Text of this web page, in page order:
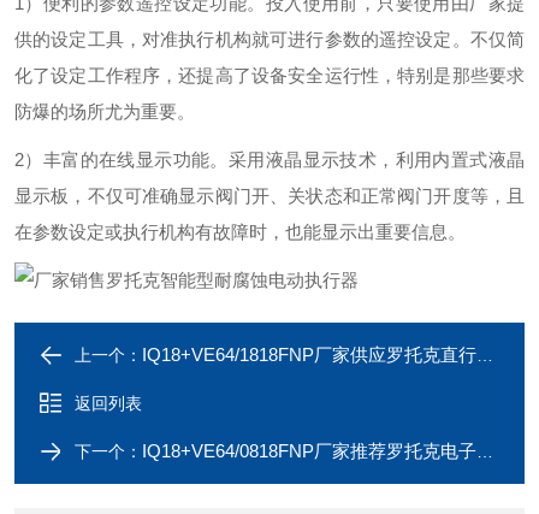
供的设定工具，对准执行机构就可进行参数的遥控设定。不仅简
化了设定工作程序，还提高了设备安全运行性，特别是那些要求
防爆的场所尤为重要。
2）丰富的在线显示功能。采用液晶显示技术，利用内置式液晶
显示板，不仅可准确显示阀门开、关状态和正常阀门开度等，且
在参数设定或执行机构有故障时，也能显示出重要信息。
上一个： IQ18+VE64/1818FNP厂家供应罗托克直行程电动阀门执行器
返回列表
下一个： IQ18+VE64/0818FNP厂家推荐罗托克电子式烟通风的电动执行器